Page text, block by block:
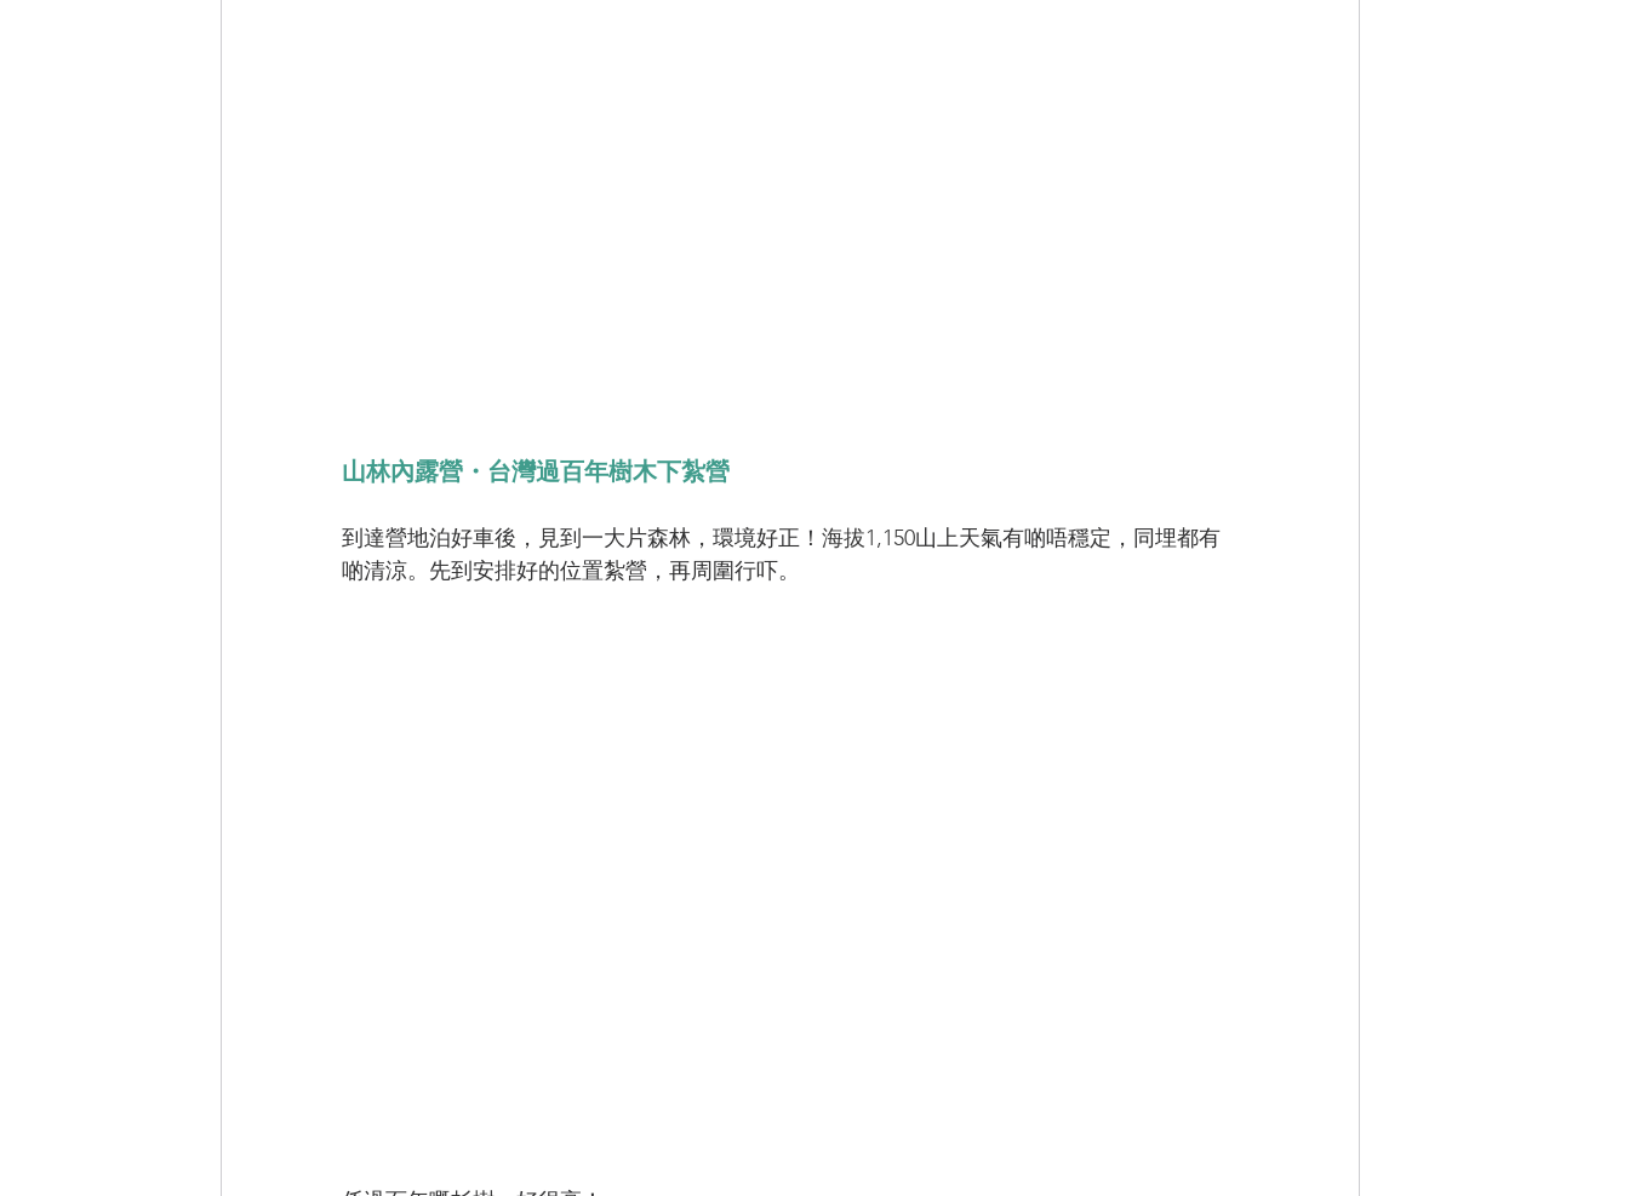
山林內露營・台灣過百年樹木下紮營
到達營地泊好車後，見到一大片森林，環境好正！ 海拔1,150山上天氣有啲唔穩定，同埋都有
啲清涼。先到安排好的位置紮營，再周圍行吓。